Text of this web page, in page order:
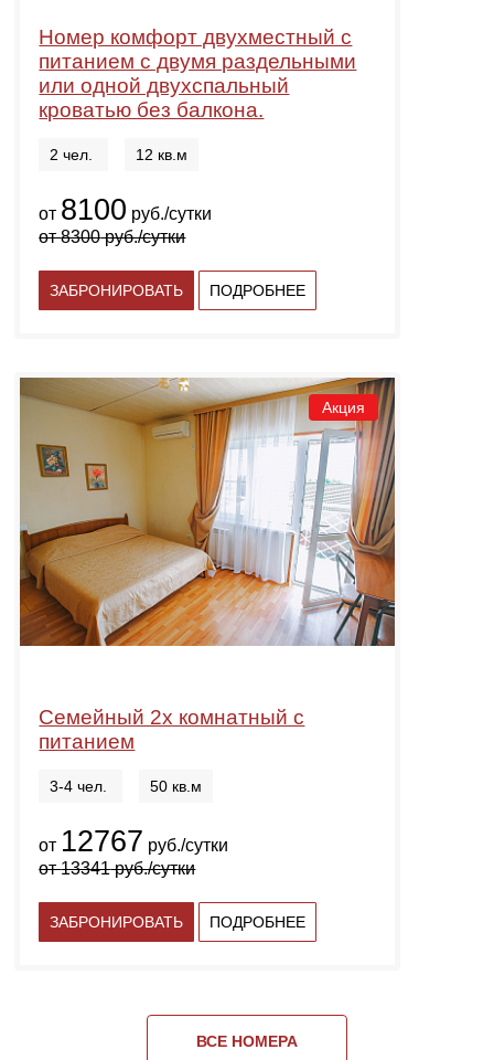
Номер комфорт двухместный с
питанием с двумя раздельными
или одной двухспальный
кроватью без балкона.
2 чел. 12 кв.м
от 8100 руб./сутки
от8300руб./сутки
ЗАБРОНИРОВАТЬ ПОДРОБНЕЕ
Акция
Семейный 2х комнатный с
питанием
3-4 чел. 50 кв.м
от 12767 руб./сутки
от13341руб./сутки
ЗАБРОНИРОВАТЬ ПОДРОБНЕЕ
ВСЕ НОМЕРА